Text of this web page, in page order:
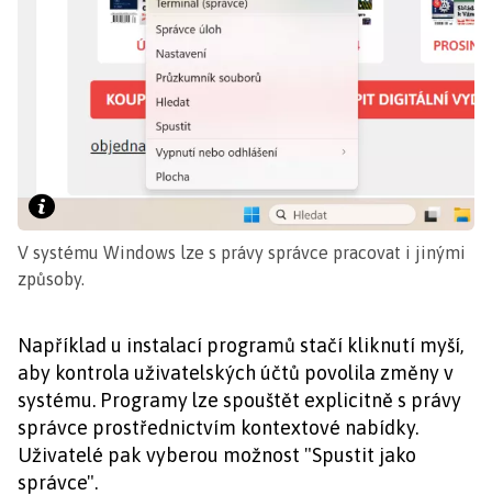
V systému Windows lze s právy správce pracovat i jinými
způsoby.
Například u instalací programů stačí kliknutí myší,
aby kontrola uživatelských účtů povolila změny v
systému. Programy lze spouštět explicitně s právy
správce prostřednictvím kontextové nabídky.
Uživatelé pak vyberou možnost "Spustit jako
správce".